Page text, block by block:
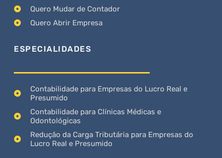
Quero Mudar de Contador
Quero Abrir Empresa
ESPECIALIDADES
Contabilidade para Empresas do Lucro Real e
Presumido
Contabilidade para Clínicas Médicas e
Odontológicas
Redução da Carga Tributária para Empresas do
Lucro Real e Presumido